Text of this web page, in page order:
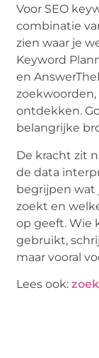
Voor SEO
combinatie
zien waar je
Keyword
en
ontdekken.
belangrijke
De kracht zit
de data
begrijpen wat
zoekt en
op geeft. Wie
gebruikt,
maar vooral
Lees ook: